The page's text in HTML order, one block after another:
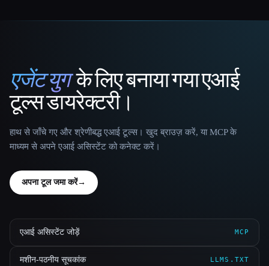
That AI Collection
एजेंट युगके लिए बनाया गया एआई
टूल्स डायरेक्टरी।
हाथ से जाँचे गए और श्रेणीबद्ध एआई टूल्स। खुद ब्राउज़ करें, या MCP के
माध्यम से अपने एआई असिस्टेंट को कनेक्ट करें।
अपना टूल जमा करें→
एआई असिस्टेंट जोड़ें MCP
मशीन-पठनीय सूचकांक LLMS.TXT